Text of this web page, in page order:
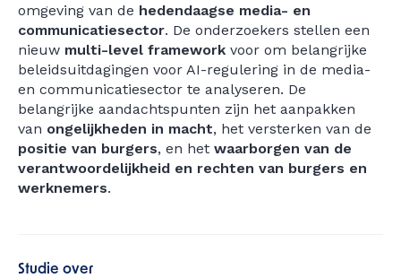
omgeving van de hedendaagse media- en
communicatiesector. De onderzoekers stellen een
nieuw multi-level framework voor om belangrijke
beleidsuitdagingen voor AI-regulering in de media-
en communicatiesector te analyseren. De
belangrijke aandachtspunten zijn het aanpakken
van ongelijkheden in macht, het versterken van de
positie van burgers, en het waarborgen van de
verantwoordelijkheid en rechten van burgers en
werknemers.
Studie over